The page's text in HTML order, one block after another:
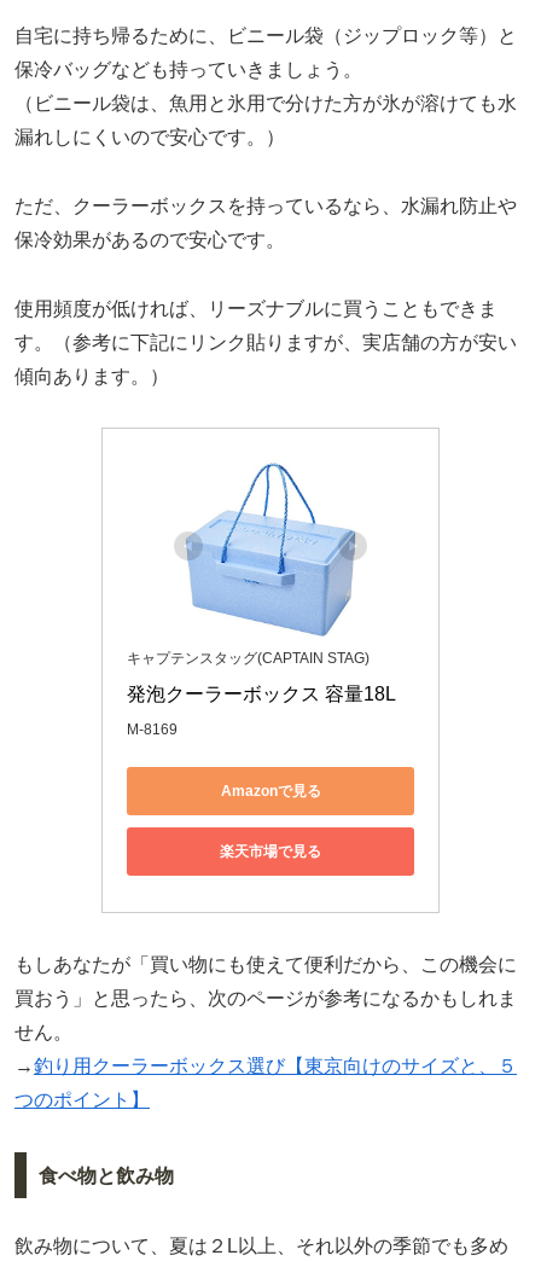
自宅に持ち帰るために、ビニール袋（ジップロック等）と
保冷バッグなども持っていきましょう。
（ビニール袋は、魚用と氷用で分けた方が氷が溶けても水
漏れしにくいので安心です。）
ただ、クーラーボックスを持っているなら、水漏れ防止や
保冷効果があるので安心です。
使用頻度が低ければ、リーズナブルに買うこともできま
す。（参考に下記にリンク貼りますが、実店舗の方が安い
傾向あります。）
キャプテンスタッグ(CAPTAIN STAG)
発泡クーラーボックス 容量18L
M-8169
Amazonで見る
楽天市場で見る
もしあなたが「買い物にも使えて便利だから、この機会に
買おう」と思ったら、次のページが参考になるかもしれま
せん。
→釣り用クーラーボックス選び【東京向けのサイズと、５
つのポイント】
食べ物と飲み物
飲み物について、夏は２L以上、それ以外の季節でも多め